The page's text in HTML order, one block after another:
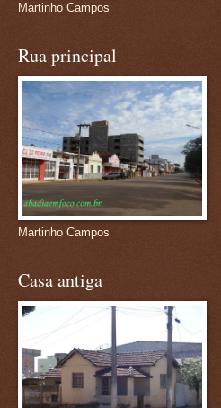
Martinho Campos
Rua principal
Martinho Campos
Casa antiga